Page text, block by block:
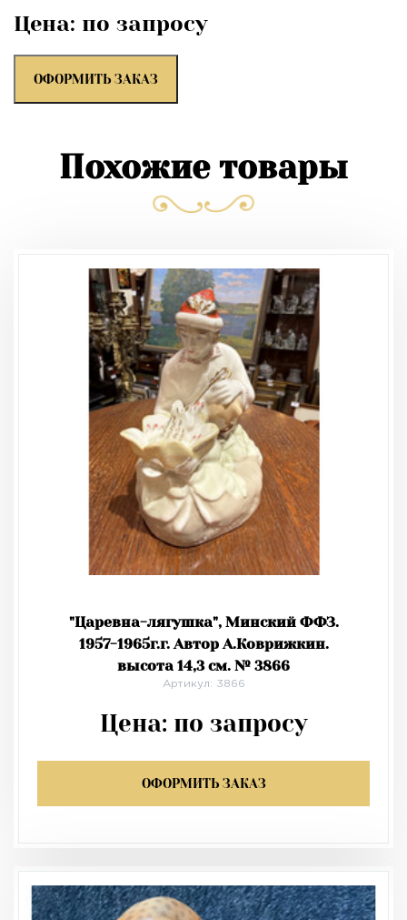
Цена: по запросу
ОФОРМИТЬ ЗАКАЗ
Похожие товары
"Царевна-лягушка", Минский ФФЗ.
1957-1965г.г. Автор А.Коврижкин.
высота 14,3 см. № 3866
Артикул: 3866
Цена: по запросу
ОФОРМИТЬ ЗАКАЗ